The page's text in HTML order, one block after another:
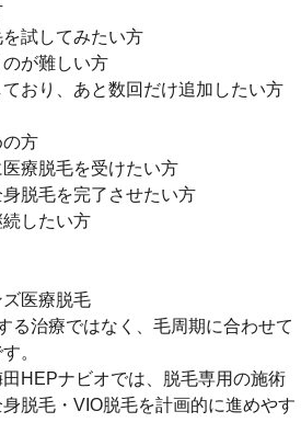
を試してみたい方
のが難しい方
ており、あと数回だけ追加したい方
の方
医療脱毛を受けたい方
脱毛を完了させたい方
続したい方
医療脱毛
る治療ではなく、毛周期に合わせて
。
HEPナビオでは、脱毛専用の施術
脱毛・VIO脱毛を計画的に進めやす